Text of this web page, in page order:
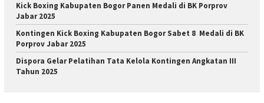
Kick Boxing Kabupaten Bogor Panen Medali di BK Porprov
Jabar 2025
Kontingen Kick Boxing Kabupaten Bogor Sabet 8 Medali di BK
Porprov Jabar 2025
Dispora Gelar Pelatihan Tata Kelola Kontingen Angkatan III
Tahun 2025